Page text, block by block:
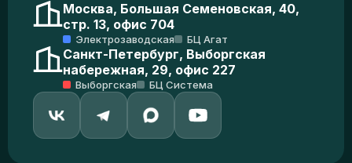
Москва, Большая Семеновская, 40,
стр. 13, офис 704
Электрозаводская БЦ Агат
Санкт-Петербург, Выборгская
набережная, 29, офис 227
Выборгская БЦ Система